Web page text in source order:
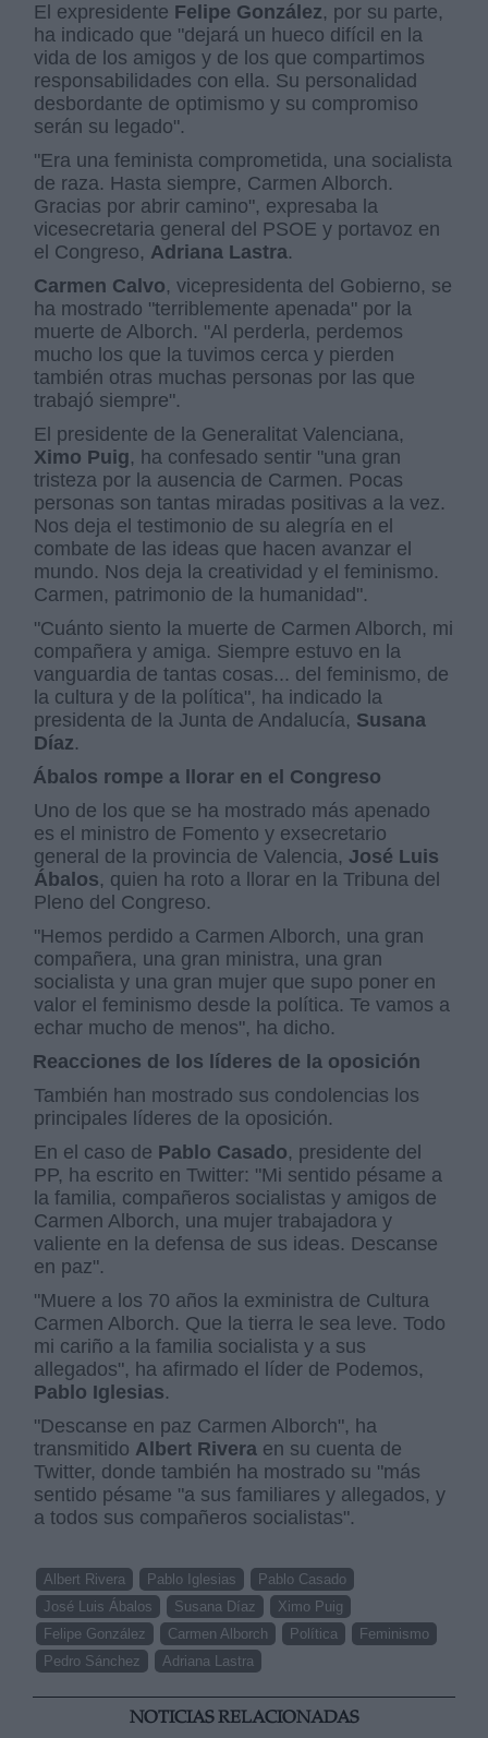
El expresidente Felipe González, por su parte,
ha indicado que "dejará un hueco difícil en la
vida de los amigos y de los que compartimos
responsabilidades con ella. Su personalidad
desbordante de optimismo y su compromiso
serán su legado".
"Era una feminista comprometida, una socialista
de raza. Hasta siempre, Carmen Alborch.
Gracias por abrir camino", expresaba la
vicesecretaria general del PSOE y portavoz en
el Congreso, Adriana Lastra.
Carmen Calvo, vicepresidenta del Gobierno, se
ha mostrado "terriblemente apenada" por la
muerte de Alborch. "Al perderla, perdemos
mucho los que la tuvimos cerca y pierden
también otras muchas personas por las que
trabajó siempre".
El presidente de la Generalitat Valenciana,
Ximo Puig, ha confesado sentir "una gran
tristeza por la ausencia de Carmen. Pocas
personas son tantas miradas positivas a la vez.
Nos deja el testimonio de su alegría en el
combate de las ideas que hacen avanzar el
mundo. Nos deja la creatividad y el feminismo.
Carmen, patrimonio de la humanidad".
"Cuánto siento la muerte de Carmen Alborch, mi
compañera y amiga. Siempre estuvo en la
vanguardia de tantas cosas... del feminismo, de
la cultura y de la política", ha indicado la
presidenta de la Junta de Andalucía, Susana
Díaz.
Ábalos rompe a llorar en el Congreso
Uno de los que se ha mostrado más apenado
es el ministro de Fomento y exsecretario
general de la provincia de Valencia, José Luis
Ábalos, quien ha roto a llorar en la Tribuna del
Pleno del Congreso.
"Hemos perdido a Carmen Alborch, una gran
compañera, una gran ministra, una gran
socialista y una gran mujer que supo poner en
valor el feminismo desde la política. Te vamos a
echar mucho de menos", ha dicho.
Reacciones de los líderes de la oposición
También han mostrado sus condolencias los
principales líderes de la oposición.
En el caso de Pablo Casado, presidente del
PP, ha escrito en Twitter: "Mi sentido pésame a
la familia, compañeros socialistas y amigos de
Carmen Alborch, una mujer trabajadora y
valiente en la defensa de sus ideas. Descanse
en paz".
"Muere a los 70 años la exministra de Cultura
Carmen Alborch. Que la tierra le sea leve. Todo
mi cariño a la familia socialista y a sus
allegados", ha afirmado el líder de Podemos,
Pablo Iglesias.
"Descanse en paz Carmen Alborch", ha
transmitido Albert Rivera en su cuenta de
Twitter, donde también ha mostrado su "más
sentido pésame "a sus familiares y allegados, y
a todos sus compañeros socialistas".
Albert Rivera Pablo Iglesias
Pablo Casado
José Luis Ábalos
Susana Díaz
Ximo Puig
Felipe González
Carmen Alborch Política
Feminismo
Pedro Sánchez
Adriana Lastra
NOTICIAS RELACIONADAS